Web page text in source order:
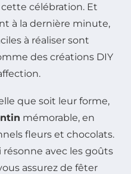
cette célébration. Et
à la dernière minute,
à réaliser sont
des créations DIY
que soit leur forme,
mémorable, en
fleurs et chocolats.
avec les goûts
assurez de fêter